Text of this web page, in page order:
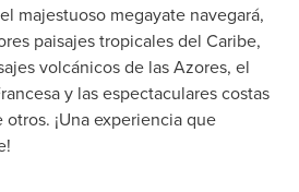
majestuoso megayate navegará,
paisajes tropicales del Caribe,
volcánicos de las Azores, el
y las espectaculares costas
¡Una experiencia que